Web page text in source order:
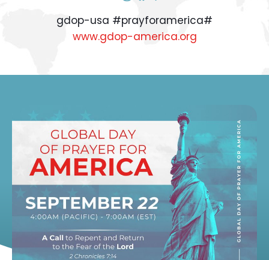
#gdop-usa #prayforamerica
www.gdop-america.org